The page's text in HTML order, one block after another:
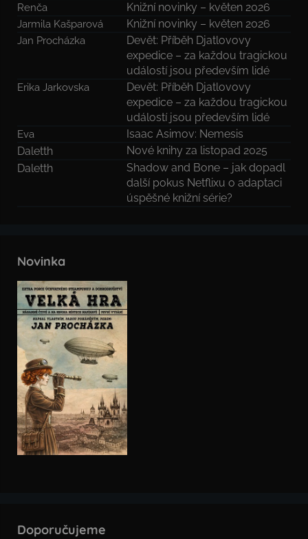
Renča Knižní novinky – květen 2026
Jarmila Kašparová Knižní novinky – květen 2026
Jan Procházka
Devět: Příběh Djatlovovy
expedice – za každou tragickou
událostí jsou především lidé
Erika Jarkovska
Devět: Příběh Djatlovovy
expedice – za každou tragickou
událostí jsou především lidé
Eva
Isaac Asimov: Nemesis
Daletth
Nové knihy za listopad 2025
Daletth
Shadow and Bone – jak dopadl
další pokus Netflixu o adaptaci
úspěšné knižní série?
Novinka
Doporučujeme